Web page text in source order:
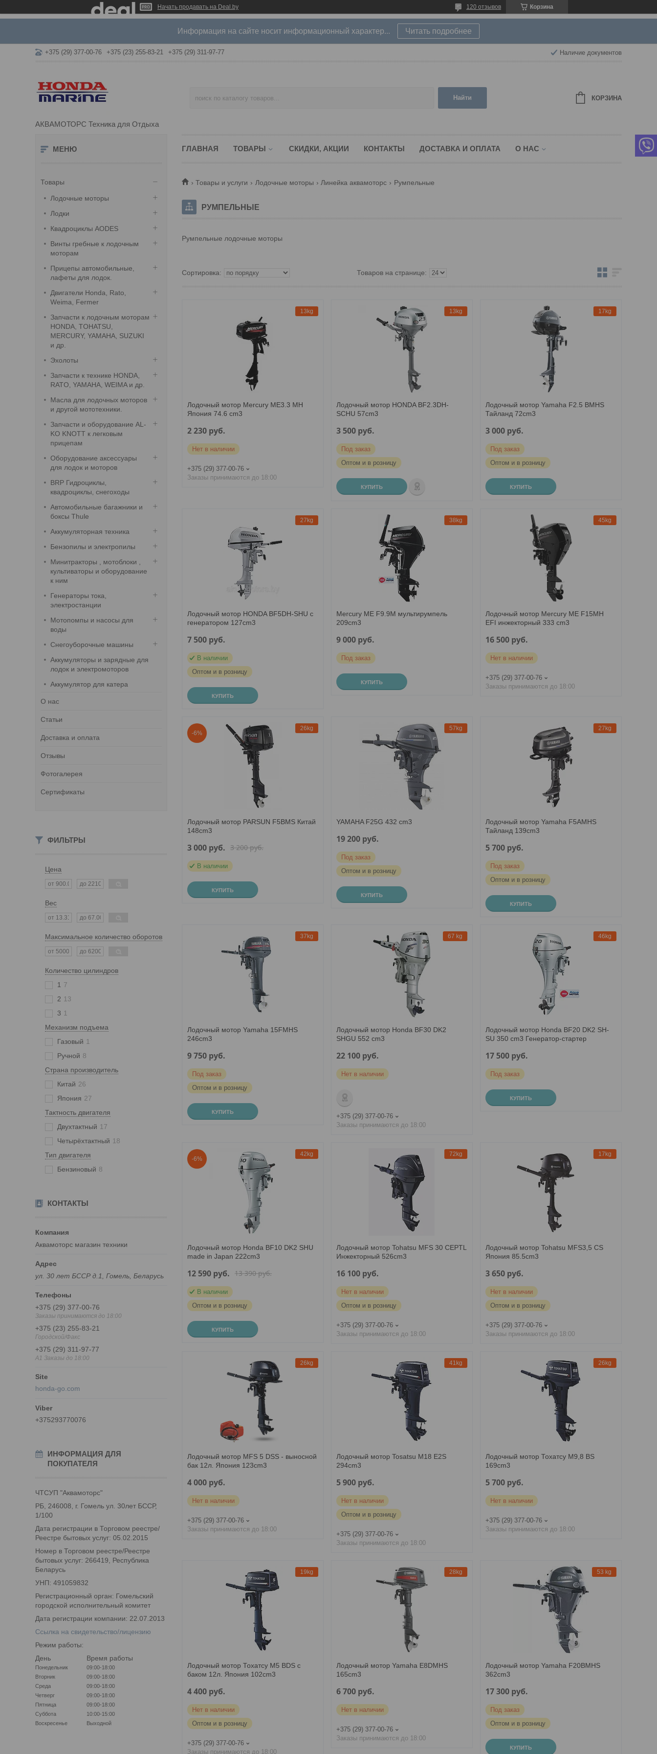
Начать продавать на Deal.by Корзина
120 отзывов
Информация на сайте носит информационный характер... Читать подробнее
+375 (29) 377-00-76 +375 (23) 255-83-21 +375 (29) 311-97-77 Наличие документов
АКВАМОТОРС Техника для Отдыха
Найти КОРЗИНА
Товары
Лодочные моторы
Лодки
Квадроциклы AODES
Винты гребные к лодочным
моторам
Прицепы автомобильные,
лафеты для лодок.
Двигатели Honda, Rato,
Weima, Fermer
Запчасти к лодочным моторам
HONDA, TOHATSU,
MERCURY, YAMAHA, SUZUKI
и др.
Эхолоты
Запчасти к технике HONDA,
RATO, YAMAHA, WEIMA и др.
Масла для лодочных моторов
и другой мототехники.
Запчасти и оборудование AL-
KO KNOTT к легковым
прицепам
Оборудование аксессуары
для лодок и моторов
BRP Гидроциклы,
квадроциклы, снегоходы
Автомобильные багажники и
боксы Thule
Аккумуляторная техника
Бензопилы и электропилы
Минитракторы , мотоблоки ,
культиваторы и оборудование
к ним
Генераторы тока,
электростанции
Мотопомпы и насосы для
воды
Снегоуборочные машины
Аккумуляторы и зарядные для
лодок и электромоторов
Аккумулятор для катера
О нас
Статьи
Доставка и оплата
Отзывы
Фотогалерея
Сертификаты
ФИЛЬТРЫ
Цена
Вес
Максимальное количество оборотов
Количество цилиндров
1 7
2 13
3 1
Механизм подъема
Газовый 1
Ручной 8
Страна производитель
Китай 26
Япония 27
Тактность двигателя
Двухтактный 17
Четырёхтактный 18
Тип двигателя
Бензиновый 8
КОНТАКТЫ
Аквамоторс магазин техники
ул. 30 лет БССР д.1, Гомель, Беларусь
+375 (29) 377-00-76
Заказы принимаются до 18:00
+375 (23) 255-83-21
Городской/Факс
+375 (29) 311-97-77
A1 Заказы до 18:00
honda-go.com
+375293770076
ИНФОРМАЦИЯ ДЛЯ
ПОКУПАТЕЛЯ
ЧТСУП "Аквамоторс"
РБ, 246008, г. Гомель ул. 30лет БССР,
1/100
Дата регистрации в Торговом реестре/
Реестре бытовых услуг: 05.02.2015
Номер в Торговом реестре/Реестре
бытовых услуг: 266419, Республика
Беларусь
УНП: 491059832
Регистрационный орган: Гомельский
городской исполнительный комитет
Дата регистрации компании: 22.07.2013
Ссылка на свидетельство/лицензию
Режим работы:
День
Время работы
Понедельник
09:00-18:00
Вторник
09:00-18:00
Среда
09:00-18:00
Четверг
09:00-18:00
Пятница
09:00-18:00
Суббота
10:00-15:00
Воскресенье
Выходной
ГЛАВНАЯ ТОВАРЫ СКИДКИ, АКЦИИ КОНТАКТЫ ДОСТАВКА И ОПЛАТА О НАС
Товары и услуги Лодочные моторы Линейка аквамоторс Румпельные
РУМПЕЛЬНЫЕ
Румпельные лодочные моторы
13kg
Лодочный мотор Mercury МЕ3.3 MH
Япония 74.6 cm3
2 230 руб.
Нет в наличии
+375 (29) 377-00-76
Заказы принимаются до 18:00
13kg
Лодочный мотор HONDA BF2.3DH-
SCHU 57cm3
3 500 руб.
Под заказ
Оптом и в розницу
КУПИТЬ
17kg
Лодочный мотор Yamaha F2.5 BMHS
Тайланд 72cm3
3 000 руб.
Под заказ
Оптом и в розницу
КУПИТЬ
27kg
Лодочный мотор HONDA BF5DH-SHU с
генератором 127cm3
7 500 руб.
В наличии
Оптом и в розницу
КУПИТЬ
38kg
Mercury ME F9.9M мультирумпель
209cm3
9 000 руб.
Под заказ
КУПИТЬ
45kg
Лодочный мотор Mercury ME F15MH
EFI инжекторный 333 cm3
16 500 руб.
Нет в наличии
+375 (29) 377-00-76
Заказы принимаются до 18:00
26kg
-6%
Лодочный мотор PARSUN F5BMS Китай
148cm3
3 000 руб. 3 200руб.
В наличии
КУПИТЬ
57kg
YAMAHA F25G 432 cm3
19 200 руб.
Под заказ
Оптом и в розницу
КУПИТЬ
27kg
Лодочный мотор Yamaha F5AMHS
Тайланд 139cm3
5 700 руб.
Под заказ
Оптом и в розницу
КУПИТЬ
37kg
Лодочный мотор Yamaha 15FMHS
246cm3
9 750 руб.
Под заказ
Оптом и в розницу
КУПИТЬ
67 kg
Лодочный мотор Honda BF30 DK2
SHGU 552 cm3
22 100 руб.
Нет в наличии
+375 (29) 377-00-76
Заказы принимаются до 18:00
46kg
Лодочный мотор Honda BF20 DK2 SH-
SU 350 cm3 Генератор-стартер
17 500 руб.
Под заказ
КУПИТЬ
42kg
-6%
Лодочный мотор Honda BF10 DK2 SHU
made in Japan 222cm3
12 590 руб. 13 390руб.
В наличии
Оптом и в розницу
КУПИТЬ
72kg
Лодочный мотор Tohatsu MFS 30 СEPTL
Инжекторный 526cm3
16 100 руб.
Нет в наличии
Оптом и в розницу
+375 (29) 377-00-76
Заказы принимаются до 18:00
17kg
Лодочный мотор Tohatsu MFS3,5 CS
Япония 85.5cm3
3 650 руб.
Нет в наличии
Оптом и в розницу
+375 (29) 377-00-76
Заказы принимаются до 18:00
26kg
Лодочный мотор MFS 5 DSS - выносной
бак 12л. Япония 123cm3
4 000 руб.
Нет в наличии
+375 (29) 377-00-76
Заказы принимаются до 18:00
41kg
Лодочный мотор Tosatsu M18 E2S
294cm3
5 900 руб.
Нет в наличии
Оптом и в розницу
+375 (29) 377-00-76
Заказы принимаются до 18:00
26kg
Лодочный мотор Тохатсу M9,8 BS
169cm3
5 700 руб.
Нет в наличии
+375 (29) 377-00-76
Заказы принимаются до 18:00
19kg
Лодочный мотор Тохатсу M5 BDS с
баком 12л. Япония 102cm3
4 400 руб.
Нет в наличии
Оптом и в розницу
+375 (29) 377-00-76
Заказы принимаются до 18:00
28kg
Лодочный мотор Yamaha E8DMHS
165cm3
6 700 руб.
Нет в наличии
+375 (29) 377-00-76
Заказы принимаются до 18:00
53 kg
Лодочный мотор Yamaha F20BMHS
362cm3
17 300 руб.
Под заказ
Оптом и в розницу
КУПИТЬ